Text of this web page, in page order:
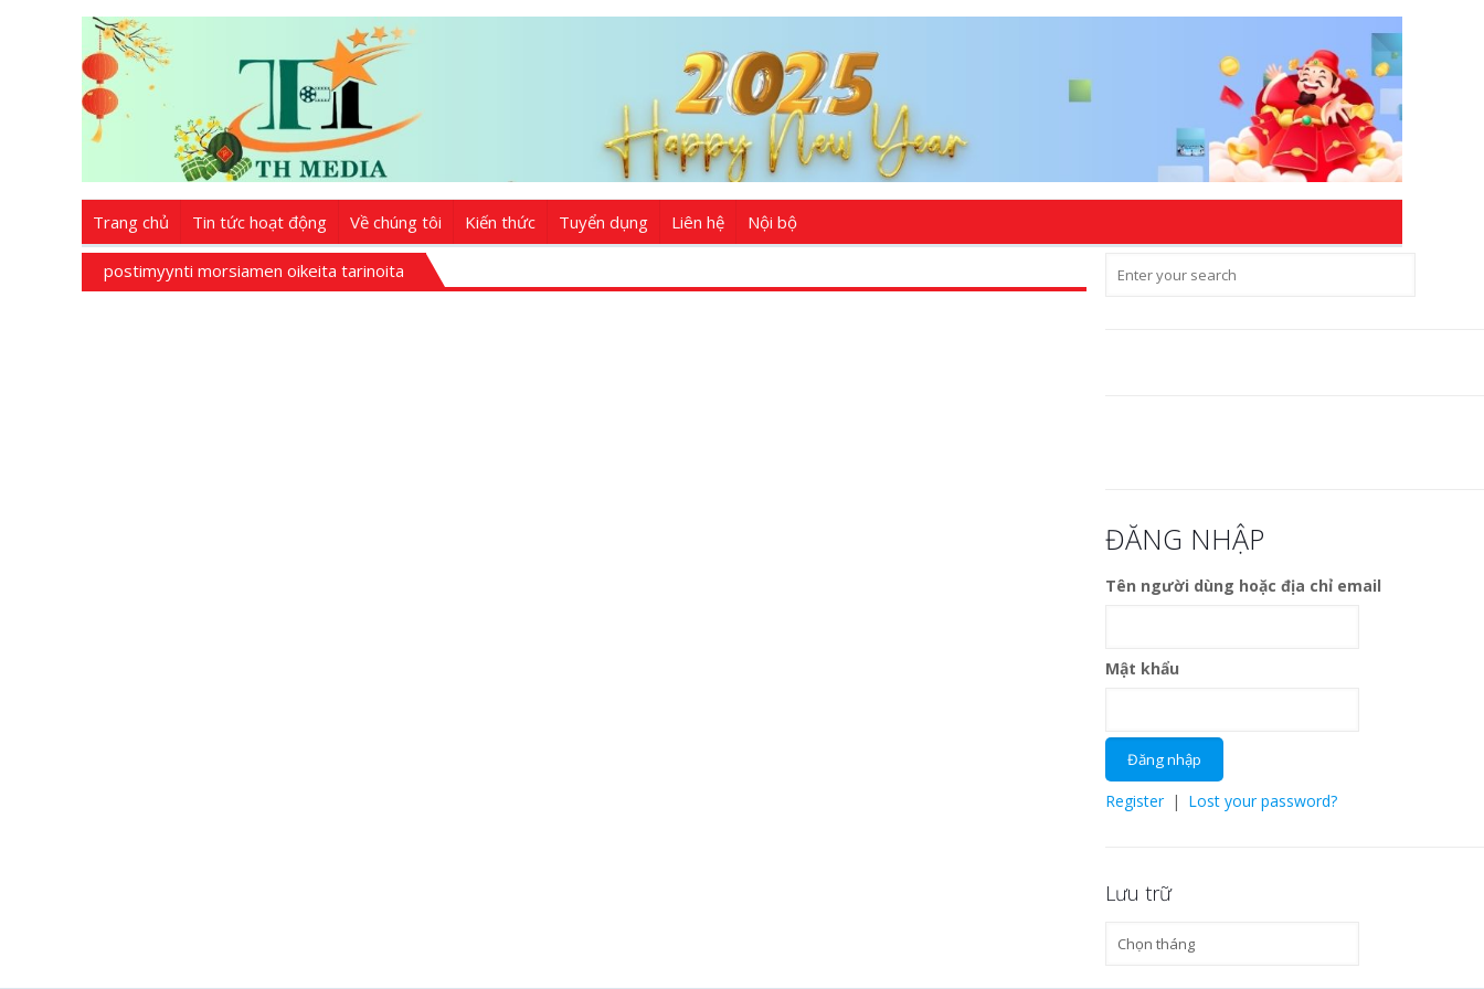
Trang chủ Tin tức hoạt động Về chúng tôi Kiến thức Tuyển dụng Liên hệ Nội bộ
postimyynti morsiamen oikeita tarinoita
ĐĂNG NHẬP
Tên người dùng hoặc địa chỉ email
Mật khẩu
Register | Lost your password?
Lưu trữ
Lưu